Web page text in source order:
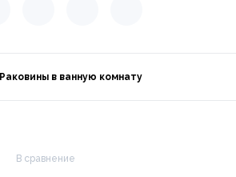
Раковины в ванную комнату
В сравнение